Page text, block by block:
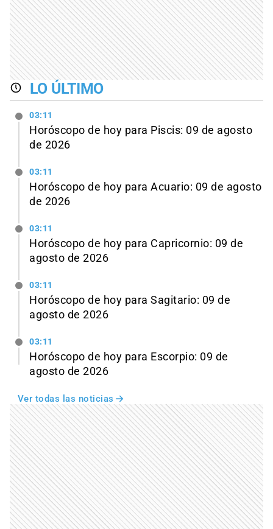
LO ÚLTIMO
03:11
Horóscopo de hoy para Piscis: 09 de agosto
de 2026
03:11
Horóscopo de hoy para Acuario: 09 de agosto
de 2026
03:11
Horóscopo de hoy para Capricornio: 09 de
agosto de 2026
03:11
Horóscopo de hoy para Sagitario: 09 de
agosto de 2026
03:11
Horóscopo de hoy para Escorpio: 09 de
agosto de 2026
Ver todas las noticias